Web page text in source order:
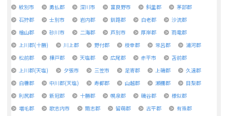
紋別市
勇払郡 深川市 富良野市 斜里郡
茅部郡
石狩郡
士別市 岩内郡 釧路郡 白老郡
沙流郡
檜山郡
砂川市 二海郡 芦別市 厚岸郡
雨竜郡
上川郡(十勝)
川上郡 野付郡 枝幸郡 常呂郡
浦河郡
松前郡
樺戸郡 天塩郡 広尾郡 赤平市
苫前郡
上川郡(天塩)
夕張市 三笠市 足寄郡 上磯郡
久遠郡
白糠郡
中川郡(天塩) 寿都郡 山越郡 瀬棚郡
目梨郡
利尻郡
新冠郡 十勝郡 幌泉郡 磯谷郡
様似郡
増毛郡
歌志内市 爾志郡 留萌郡 古平郡
有珠郡